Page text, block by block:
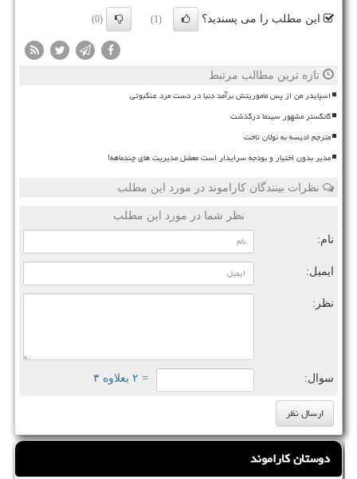
این مطلب را می پسندید؟ (1)
(0)
تازه ترین مطالب مرتبط
اسپایدر من از پس ماموریتش برآمد دنیا در دست مرد عنکبوتی
گانگستر مشهور سینما درگذشت
مترجم ادیسه به نولان تاخت
مدیر بدون اختیار و بودجه سرایدار است معضل مدیریت های چندماهه!
نظرات بینندگان کاراموند در مورد این مطلب
نظر شما در مورد این مطلب
نام:
ایمیل:
نظر:
سوال: = ۲ بعلاوه ۳
دوستان کاراموند